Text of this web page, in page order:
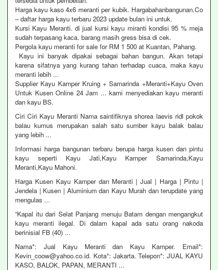
Harga kayu kaso 4x6 meranti per kubik. Hargabahanbangunan.Co
– daftar harga kayu terbaru 2023 update bulan ini untuk.
Kursi Kayu Meranti. di jual kursi kayu miranti kondisi 95 % meja
sudah terpasang kaca. barang masih gress bisa di cek.
Pergola kayu meranti for sale for RM 1 500 at Kuantan, Pahang.
Kayu ini banyak dipakai sebagai bahan bangun. Akan tetapi
karena sifatnya yang kurang tahan terhadap cuaca, maka kayu
meranti lebih ...
Supplier Kayu Kamper Kruing + Samarinda +Meranti+Kayu Oven
Untuk Kusen Online 24 Jam ... kami menyediakan kayu meranti
dan kayu BS.
Ciri Ciri Kayu Meranti Nama saintifiknya shorea laevis ridl pokok
balau kumus merupakan salah satu sumber kayu balak balau
yang lebih ...
Informasi harga bangunan terbaru berupa harga kusen dan pintu
kayu seperti Kayu Jati,Kayu Kamper Samarinda,Kayu
Meranti,Kayu Mahoni.
Harga Kusen Kayu Kamper dan Meranti | Jual | Harga | Pintu |
Jendela | Kusen | Aluminium dan Kayu Murah dan terupdate yang
mengulas ...
“Kapal itu dari Selat Panjang menuju Batam dengan mengangkut
kayu meranti ilegal. Di dalam kapal ada satu orang nakoda
berinisial FB (40) ...
Nama*: Jual Kayu Meranti dan Kayu Kamper. Email*:
Kevin_coow@yahoo.co.id. Kota*: Jakarta. Telepon*: JUAL KAYU
KASO, BALOK, PAPAN, MERANTI ...